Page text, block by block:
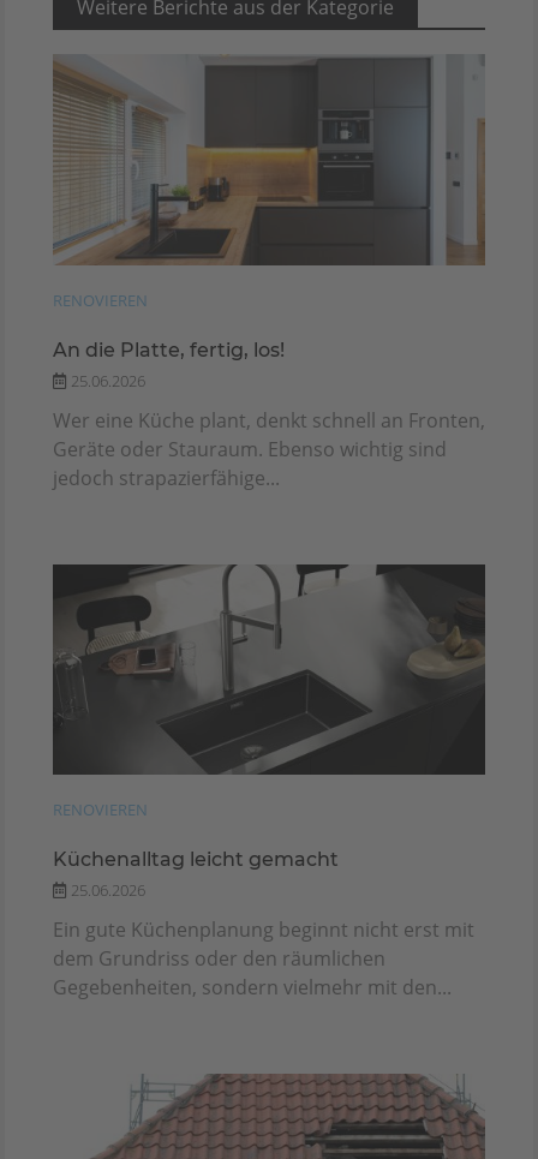
Weitere Berichte aus der Kategorie
RENOVIEREN
An die Platte, fertig, los!
25.06.2026
Wer eine Küche plant, denkt schnell an Fronten,
Geräte oder Stauraum. Ebenso wichtig sind
jedoch strapazierfähige...
RENOVIEREN
Küchenalltag leicht gemacht
25.06.2026
Ein gute Küchenplanung beginnt nicht erst mit
dem Grundriss oder den räumlichen
Gegebenheiten, sondern vielmehr mit den...